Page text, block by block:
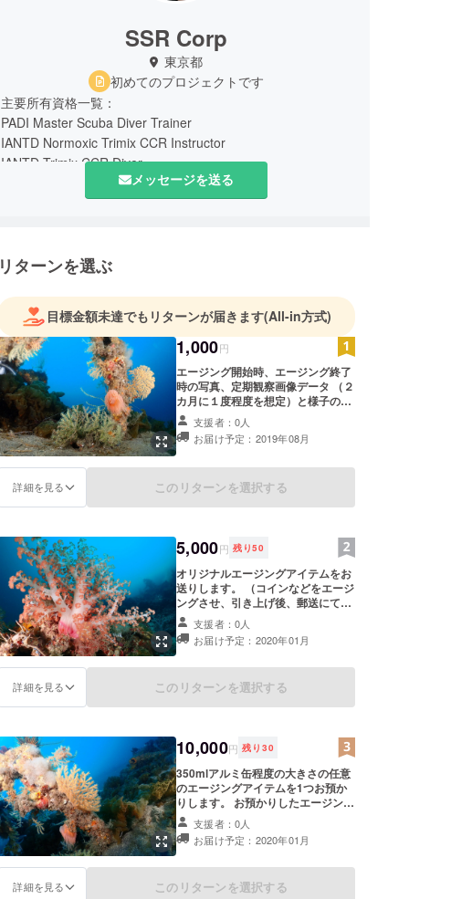
SSR Corp
東京都
初めてのプロジェクトです
主要所有資格一覧：
PADI Master Scuba Diver Trainer
IANTD Normoxic Trimix CCR Instructor
IANTD Trimix CCR Diver
認定電気工事従事者
牽引免許
メッセージを送る
リターンを選ぶ
目標金額未達でもリターンが届きます(All-in方式)
1,000円
エージング開始時、エージング終了
時の写真、定期観察画像データ （２
カ月に１度程度を想定）と様子のリ
ポートをメールにてお送りします 実
際に沈めている時の画像や引き上げ
る際の画像となり、希少価値が高い
支援者：0人
お届け予定：2019年08月
詳細を見る このリターンを選択する
5,000円 残り50
オリジナルエージングアイテムをお
送りします。 （コインなどをエージ
ングさせ、引き上げ後、郵送にて発
送を考えています） ※任意のエージ
ングアイテムのお預かりは含まれま
せん また、エージング開始時、エー
と様子のリポートをメールにてお送
りします 実際に沈めている時の画像
支援者：0人
お届け予定：2020年01月
詳細を見る このリターンを選択する
10,000円 残り 30
350mlアルミ缶程度の大きさの任意
のエージングアイテムを1つお預か
りします。 お預かりしたエージング
アイテムはエージング終了後に宅急
便着払いにてお送り致します。 ま
た、エージング開始時、エージング
のリポートをメールにてお送りしま
支援者：0人
お届け予定：2020年01月
詳細を見る このリターンを選択する